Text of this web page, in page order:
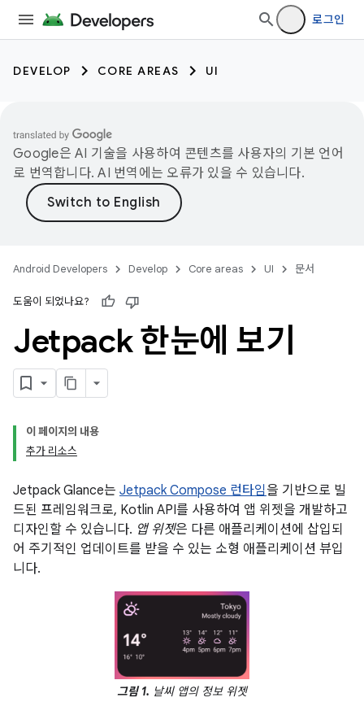
로그인
DEVELOP CORE AREAS UI
Google은 AI 기술을 사용하여 콘텐츠를 사용자의 기본 언어
로 번역합니다. AI 번역에는 오류가 있을 수 있습니다.
Android Developers Develop Core areas UI 문서
도움이 되었나요?
Jetpack 한눈에 보기
이 페이지의 내용
추가 리소스
Jetpack Glance는 Jetpack Compose 런타임을 기반으로 빌
드된 프레임워크로, Kotlin API를 사용하여 앱 위젯을 개발하고
디자인할 수 있습니다. 앱 위젯은 다른 애플리케이션에 삽입되
어 주기적인 업데이트를 받을 수 있는 소형 애플리케이션 뷰입
니다.
그림 1. 날씨 앱의 정보 위젯